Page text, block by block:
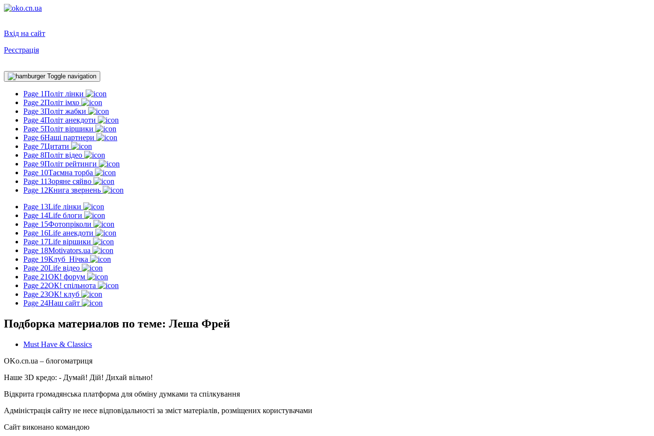
Вхід на сайт
Реєстрація
Toggle navigation
Page 1Політ лінки
Page 2Політ імхо
Page 3Політ жабки
Page 4Політ анекдоти
Page 5Політ віршики
Page 6Наші партнери
Page 7Цитати
Page 8Політ відео
Page 9Політ рейтинги
Page 10Таємна торба
Page 11Зоряне сяйво
Page 12Книга звернень
Page 13Life лінки
Page 14Life блоги
Page 15Фотопріколи
Page 16Life анекдоти
Page 17Life віршики
Page 18Motivators.ua
Page 19Клуб_Нічка
Page 20Life відео
Page 21ОК! форум
Page 22ОК! спільнота
Page 23ОК! клуб
Page 24Наш сайт
Подборка материалов по теме: Леша Фрей
Must Have & Classics
OKo.cn.ua – блогоматриця
Наше 3D кредо: - Думай! Дій! Дихай вільно!
Відкрита громадянська платформа для обміну думками та спілкування
Адміністрація сайту не несе відповідальності за зміст матеріалів, розміщених користувачами
Сайт виконано командою